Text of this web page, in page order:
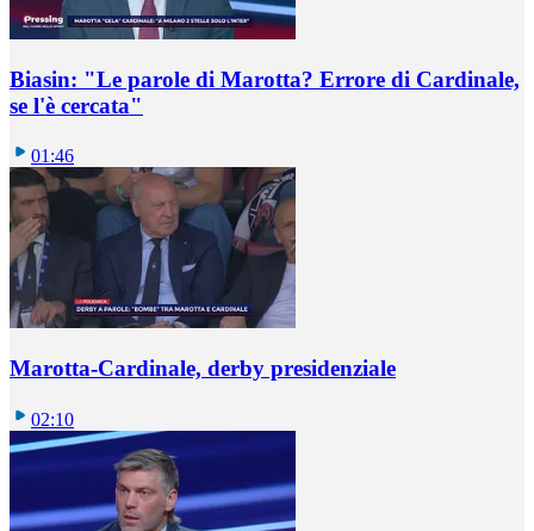
Biasin: "Le parole di Marotta? Errore di Cardinale,
se l'è cercata"
01:46
Marotta-Cardinale, derby presidenziale
02:10